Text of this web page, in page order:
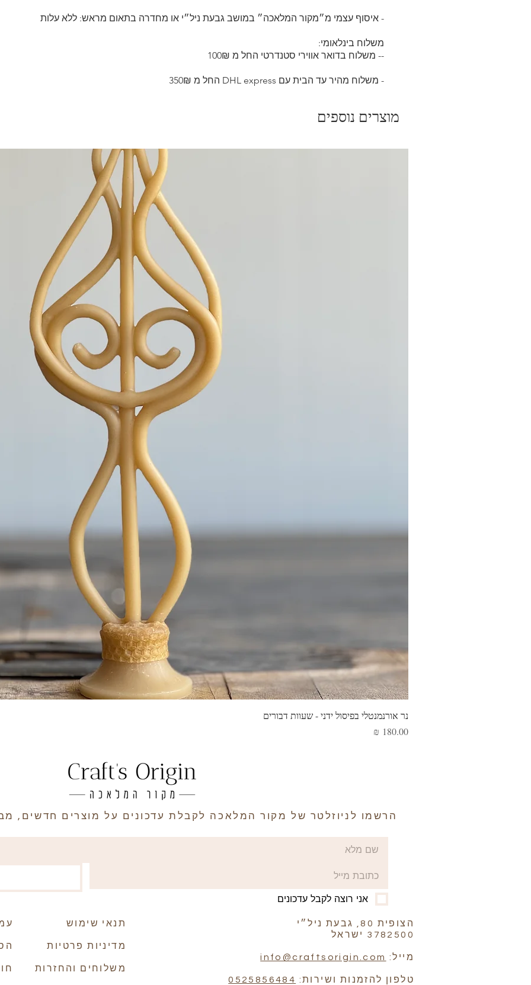
- איסוף עצמי מ״מקור המלאכה״ במושב גבעת ניל״י או מחדרה בתאום מראש: ללא עלות
משלוח בינלאומי:
-- משלוח בדואר אווירי סטנדרטי החל מ 100₪
- משלוח מהיר עד הבית עם DHL express החל מ 350₪
מוצרים נוספים
נר אורנמנטלי בפיסול ידני - שעוות דבורים
מחיר
הרשמו לניוזלטר של מקור המלאכה לקבלת עדכונים על מוצרים חדשים,
אני רוצה לקבל עדכונים
תנאי שימוש
מדיניות פרטיות
משלוחים והחזרות
הצופית 80, גבעת ניל״י
3782500 ישראל
מייל: info@craftsorigin.com
טלפון להזמנות ושירות: 0525856484